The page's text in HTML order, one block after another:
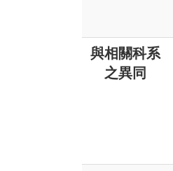
與相關科系
之異同